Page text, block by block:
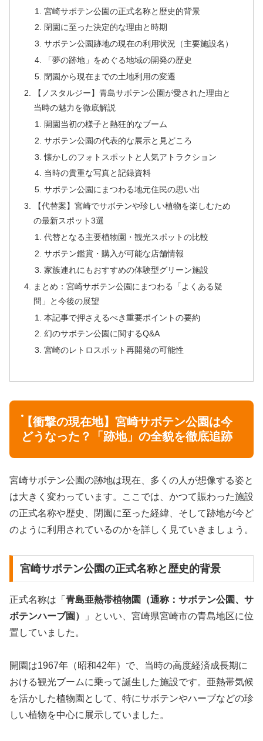
宮崎サボテン公園の正式名称と歴史的背景
閉園に至った決定的な理由と時期
サボテン公園跡地の現在の利用状況（主要施設名）
「夢の跡地」をめぐる地域の開発の歴史
閉園から現在までの土地利用の変遷
【ノスタルジー】青島サボテン公園が愛された理由と
当時の魅力を徹底解説
開園当初の様子と熱狂的なブーム
サボテン公園の代表的な展示と見どころ
懐かしのフォトスポットと人気アトラクション
当時の貴重な写真と記録資料
サボテン公園にまつわる地元住民の思い出
【代替案】宮崎でサボテンや珍しい植物を楽しむため
の最新スポット3選
代替となる主要植物園・観光スポットの比較
サボテン鑑賞・購入が可能な店舗情報
家族連れにもおすすめの体験型グリーン施設
まとめ：宮崎サボテン公園にまつわる「よくある疑
問」と今後の展望
本記事で押さえるべき重要ポイントの要約
幻のサボテン公園に関するQ&A
宮崎のレトロスポット再開発の可能性
【衝撃の現在地】宮崎サボテン公園は今
どうなった？「跡地」の全貌を徹底追跡
宮崎サボテン公園の跡地は現在、多くの人が想像する姿と
は大きく変わっています。ここでは、かつて賑わった施設
の正式名称や歴史、閉園に至った経緯、そして跡地が今ど
のように利用されているのかを詳しく見ていきましょう。
宮崎サボテン公園の正式名称と歴史的背景
正式名称は「 青島亜熱帯植物園（通称：サボテン公園、サ
ボテンハーブ園）
」といい、宮崎県宮崎市の青島地区に位
置していました。
開園は1967年（昭和42年）で、当時の高度経済成長期に
おける観光ブームに乗って誕生した施設です。亜熱帯気候
を活かした植物園として、特にサボテンやハーブなどの珍
しい植物を中心に展示していました。